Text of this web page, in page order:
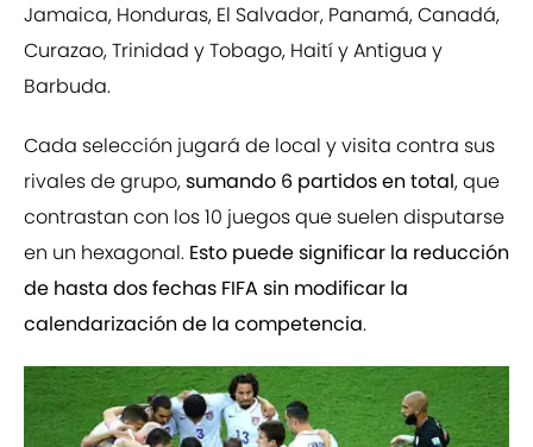
Jamaica, Honduras, El Salvador, Panamá, Canadá,
Curazao, Trinidad y Tobago, Haití y Antigua y
Barbuda.
Cada selección jugará de local y visita contra sus
rivales de grupo,sumando 6 partidos en total, que
contrastan con los 10 juegos que suelen disputarse
en un hexagonal. Esto puede significar la reducción
de hasta dos fechas FIFA sin modificar la
calendarización de la competencia.